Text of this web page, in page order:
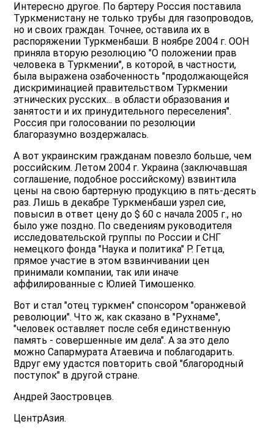
Интересно другое. По бартеру Россия поставила
Туркменистану не только трубы для газопроводов,
но и своих граждан. Точнее, оставила их в
распоряжении Туркменбаши. В ноябре 2004 г. ООН
приняла вторую резолюцию "О положении прав
человека в Туркмении", в которой, в частности,
была выражена озабоченность "продолжающейся
дискриминацией правительством Туркмении
этнических русских... в области образования и
занятости и их принудительного переселения".
Россия при голосовании по резолюции
благоразумно воздержалась.
А вот украинским гражданам повезло больше, чем
российским. Летом 2004 г. Украина (заключавшая
соглашение, подобное российскому) взвинтила
цены на свою бартерную продукцию в пять-десять
раз. Лишь в декабре Туркменбаши узрел сие,
повысил в ответ цену до $ 60 с начала 2005 г., но
было уже поздно. По сведениям руководителя
исследовательской группы по России и СНГ
немецкого фонда "Наука и политика" Р. Гетца,
прямое участие в этом взвинчивании цен
принимали компании, так или иначе
аффилированные с Юлией Тимошенко.
Вот и стал "отец туркмен" спонсором "оранжевой
революции". Что ж, как сказано в "Рухнаме",
"человек оставляет после себя единственную
память - совершенные им дела". А за это дело
можно Сапармурата Атаевича и поблагодарить.
Вдруг ему удастся повторить свой "благородный
поступок" в другой стране.
Андрей Заостровцев.
ЦентрАзия.